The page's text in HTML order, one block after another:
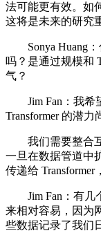
法可能更有效。如
这将是未来的研究
Sonya Huang：
吗？是通过规模和
气？
Jim Fan：我希望
Transformer 的潜力
我们需要整合互
一旦在数据管道中
传递给 Transformer
Jim Fan：有几
来相对容易，因为
些数据记录了我们